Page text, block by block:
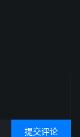
提交评论